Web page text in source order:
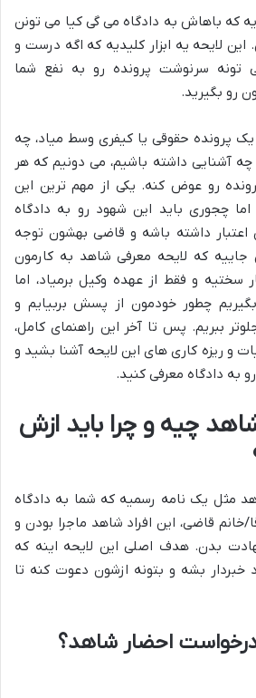
که باهاش به دادگاه می گی کیا می تونن
لایحه یه ابزار کلیدیه که اگه درست و
تونه سرنوشت پرونده رو به نفع شما
رو بگیرید.
پرونده حقوقی یا کیفری وسط میاد، چه
آشنایی داشته باشیم، می دونیم که هر
رو عوض کنه. یکی از مهم ترین این
چجوری باید این شهود رو به دادگاه
داشته باشه و قاضی بهشون توجه
جاییه که لایحه معرفی شاهد به کارمون
سختیه و فقط از عهده وکیل برمیاد، اما
بگیریم چطور خودمون از پسش بربیایم و
ببریم. پس تا آخر این راهنمای کامل،
و ریزه کاری های این لایحه آشنا بشید و
به دادگاه معرفی کنید.
چیه و چرا باید ازش
مثل یک نامه رسمیه که شما به دادگاه
قاضی، این افراد شاهد ماجرا بودن و
بدن. هدف اصلی این لایحه اینه که
خبردار بشه و بتونه ازشون دعوت کنه تا
احضار شاهد؟